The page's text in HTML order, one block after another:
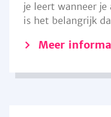
je leert wanneer
is het belangrijk
Meer